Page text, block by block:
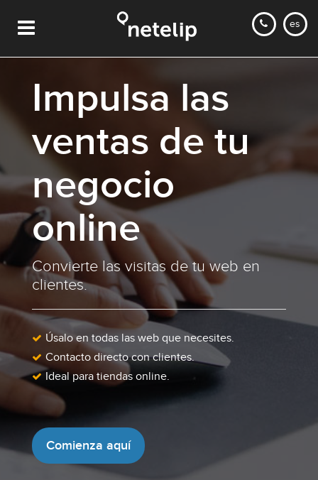
es
Impulsa las
ventas de tu
negocio
online
Convierte las visitas de tu web en
clientes.
Úsalo en todas las web que necesites.
Contacto directo con clientes.
Ideal para tiendas online.
Comienza aquí